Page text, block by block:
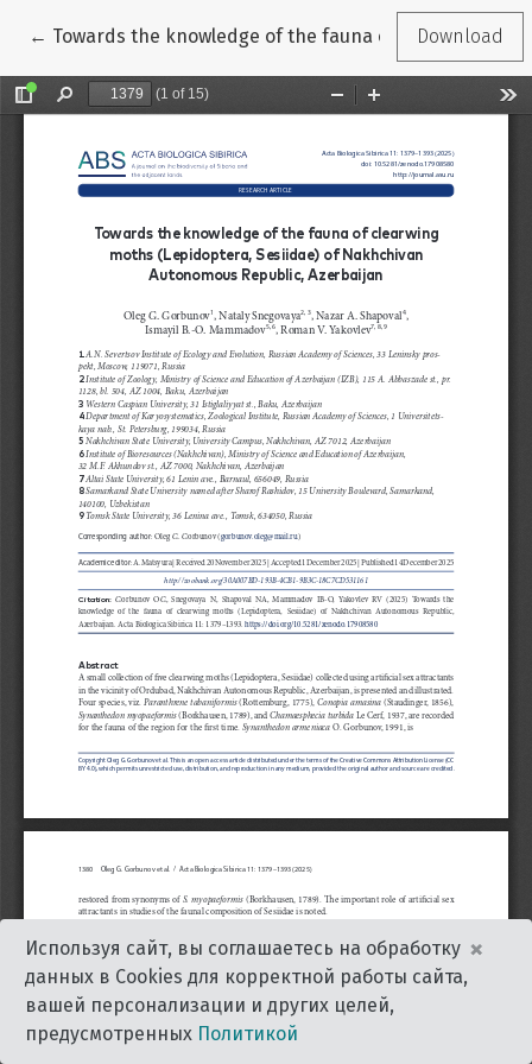
← Return to Article Details
Towards the knowledge of the fauna of clearwing
Download
Используя сайт, вы соглашаетесь на обработку
данных в Cookies для корректной работы сайта,
вашей персонализации и других целей,
предусмотренных Политикой
×